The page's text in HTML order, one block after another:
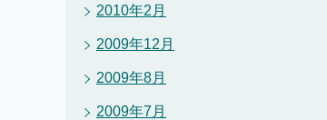
2010年2月
2009年12月
2009年8月
2009年7月